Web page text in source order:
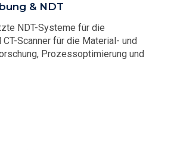
& NDT
NDT-Systeme für die
Scanner für die Material- und
Prozessoptimierung und